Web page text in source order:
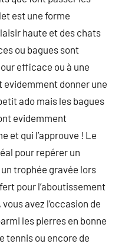
est une forme
haute et des chats
ou bagues sont
efficace ou à une
donner une
ado mais les bagues
evidemment
et qui l’approuve ! Le
pour repérer un
trophée gravée lors
pour l’aboutissement
avez l’occasion de
les pierres en bonne
tennis ou encore de